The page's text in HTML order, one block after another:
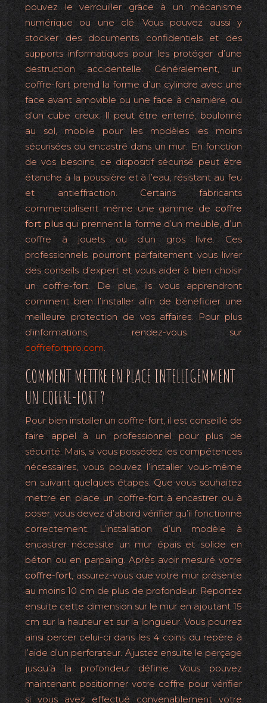
pouvez le verrouiller grâce à un mécanisme
numérique ou une clé. Vous pouvez aussi y
stocker des documents confidentiels et des
supports informatiques pour les protéger d’une
destruction accidentelle. Généralement, un
coffre-fort prend la forme d’un cylindre avec une
face avant amovible ou une face à charnière, ou
d’un cube creux. Il peut être enterré, boulonné
au sol, mobile pour les modèles les moins
sécurisées ou encastré dans un mur. En fonction
de vos besoins, ce dispositif sécurisé peut être
étanche à la poussière et à l’eau, résistant au feu
et antieffraction. Certains fabricants
commercialisent même une gamme de coffre
fort plusqui prennent la forme d’un meuble, d’un
coffre à jouets ou d’un gros livre. Ces
professionnels pourront parfaitement vous livrer
des conseils d’expert et vous aider à bien choisir
un coffre-fort. De plus, ils vous apprendront
comment bien l’installer afin de bénéficier une
meilleure protection de vos affaires. Pour plus
d’informations, rendez-vous sur
coffrefortpro.com.
COMMENT METTRE EN PLACE INTELLIGEMMENT
UN COFFRE-FORT ?
Pour bien installer un coffre-fort, il est conseillé de
faire appel à un professionnel pour plus de
sécurité. Mais, si vous possédez les compétences
nécessaires, vous pouvez l’installer vous-même
en suivant quelques étapes. Que vous souhaitez
mettre en place un coffre-fort à encastrer ou à
poser, vous devez d’abord vérifier qu’il fonctionne
correctement. L’installation d’un modèle à
encastrer nécessite un mur épais et solide en
béton ou en parpaing. Après avoir mesuré votre
coffre-fort, assurez-vous que votre mur présente
au moins 10 cm de plus de profondeur. Reportez
ensuite cette dimension sur le mur en ajoutant 15
cm sur la hauteur et sur la longueur. Vous pourrez
ainsi percer celui-ci dans les 4 coins du repère à
l’aide d’un perforateur. Ajustez ensuite le perçage
jusqu’à la profondeur définie. Vous pouvez
maintenant positionner votre coffre pour vérifier
si vous avez effectué convenablement votre